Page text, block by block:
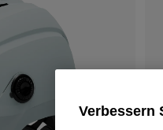
Verbessern